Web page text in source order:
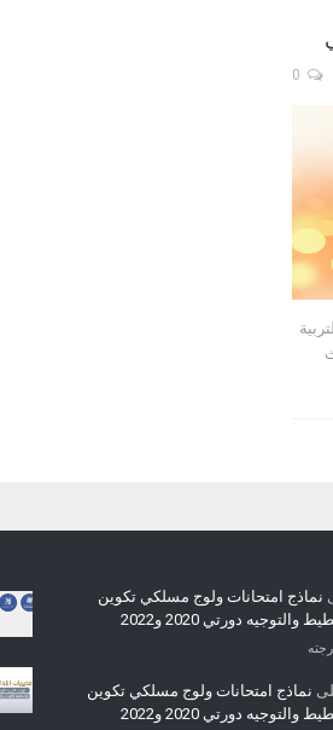
نماذج امتحانات ولوج مسلكي تكوين
دورتي 2020 و2022
نماذج امتحانات ولوج مسلكي تكوين
دورتي 2020 و2022